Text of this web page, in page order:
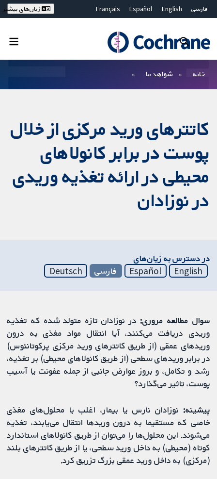
فارسی English
Español
Français
Bahasa Malaysia
ไทย
繁體中文
زبان‌های بیشتر
خانه شواهد ما
کاتترهای ورید مرکزی از خلال
پوست در برابر کانولاهای
محیطی در ارائه تغذیه وریدی
در نوزادان
در دسترس به زیان‌های
English
Español فارسی Deutsch
سوال مطالعه مروری: در نوزادان تازه متولد شده که تغذیه
وریدی دریافت می‌کنند، آیا انتقال مواد مغذی به درون
وریدهای عمقی (از طریق کاتترهای ورید مرکزی پرکوتانئوس)
در برابر وریدهای سطحی (از طریق کانولاهای محیطی) بر تغذیه،
رشد و تکامل، و بروز عوارض جانبی از جمله عفونت یا آسیب
پوست، تاثیر می‌گذارد؟
پیشینه: نوزادان نارس یا بیمار، اغلب با محلول‌های مغذی
خاصی که مستقیما به درون وریدها انتقال می‌یابند، تغذیه
می‌شوند. این محلول‌ها را می‌توان از طریق کانولاهای استاندارد
کوتاه (محیطی) به داخل ورید سطحی، یا از طریق کاتترهای بلند
(مرکزی) به داخل ورید عمقی بزرگ تزریق کرد.